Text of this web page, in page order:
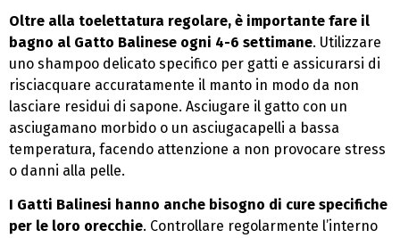
Oltre alla toelettatura regolare, è importante fare il
bagno al Gatto Balinese ogni 4-6 settimane. Utilizzare
uno shampoo delicato specifico per gatti e assicurarsi di
risciacquare accuratamente il manto in modo da non
lasciare residui di sapone. Asciugare il gatto con un
asciugamano morbido o un asciugacapelli a bassa
temperatura, facendo attenzione a non provocare stress
o danni alla pelle.
I Gatti Balinesi hanno anche bisogno di cure specifiche
per le loro orecchie. Controllare regolarmente l’interno